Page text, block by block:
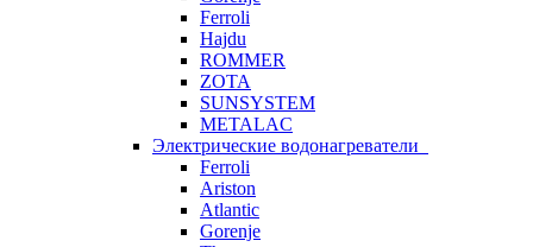
Ferroli
Hajdu
ROMMER
ZOTA
SUNSYSTEM
METALAC
Электрические водонагреватели
Ferroli
Ariston
Atlantic
Gorenje